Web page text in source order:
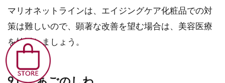
マリオネットラインは、エイジングケア化粧品での対
策は難しいので、顕著な改善を望む場合は、美容医療
を検討しましょう。